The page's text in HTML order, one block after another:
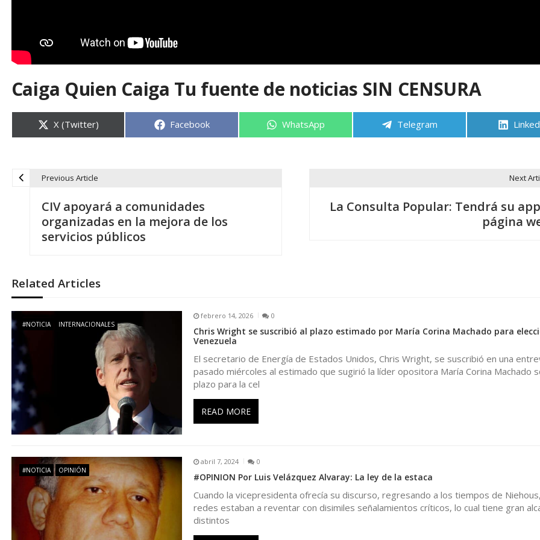
Caiga Quien Caiga Tu fuente de noticias SIN CENSURA
Compartir
en
X (Twitter) Compartir
Facebook Compartir
WhatsApp Compartir
Telegram
e
g
a
c
i
ó
n
e
Previous Article
CIV apoyará a comunidades
organizadas en la mejora de los
servicios públicos
Next
La Consulta Popular: Tendrá su
página
Related Articles
#NOTICIA INTERNACIONALES
febrero 14, 2026 0
Chris Wright se suscribió al plazo estimado por María Corina Machado para
Venezuela
El secretario de Energía de Estados Unidos, Chris Wright, se suscribió en una
pasado miércoles al estimado que sugirió la líder opositora María Corina Machado
plazo para la cel
READ MORE
#NOTICIA OPINIÓN
abril 7, 2024 0
#OPINION Por Luis Velázquez Alvaray: La ley de la estaca
Cuando la vicepresidenta ofrecía su discurso, regresando a los tiempos de
redes estaban a reventar con disimiles señalamientos críticos, lo cual tiene gran
distintos